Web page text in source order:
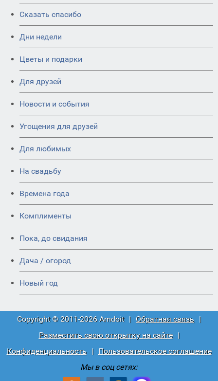
Сказать спасибо
Дни недели
Цветы и подарки
Для друзей
Новости и события
Угощения для друзей
Для любимых
На свадьбу
Времена года
Комплименты
Пока, до свидания
Дача / огород
Новый год
Copyright © 2011-2026 Amdoit | Обратная связь |
Разместить свою открытку на сайте
|
Конфиденциальность
|
Пользовательское соглашение
Мы в соц сетях: